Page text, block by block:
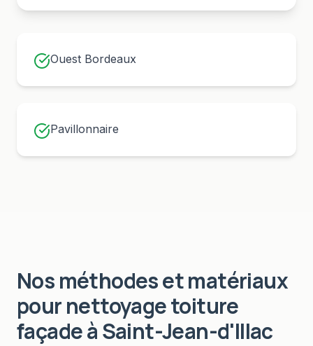
Ouest Bordeaux
Pavillonnaire
Nos méthodes et matériaux
pournettoyage toiture
façadeàSaint-Jean-d'Illac